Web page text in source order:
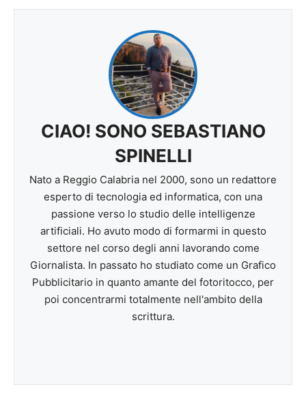
CIAO! SONO SEBASTIANO
SPINELLI
Nato a Reggio Calabria nel 2000, sono un redattore
esperto di tecnologia ed informatica, con una
passione verso lo studio delle intelligenze
artificiali. Ho avuto modo di formarmi in questo
settore nel corso degli anni lavorando come
Giornalista. In passato ho studiato come un Grafico
Pubblicitario in quanto amante del fotoritocco, per
poi concentrarmi totalmente nell'ambito della
scrittura.